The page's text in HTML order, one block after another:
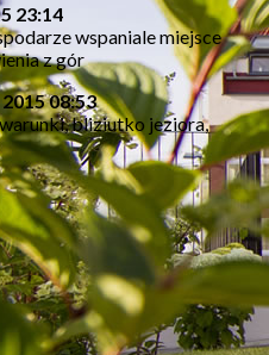
23:14
wspaniale miejsce
z gór
08:53
bliziutko jeziora,